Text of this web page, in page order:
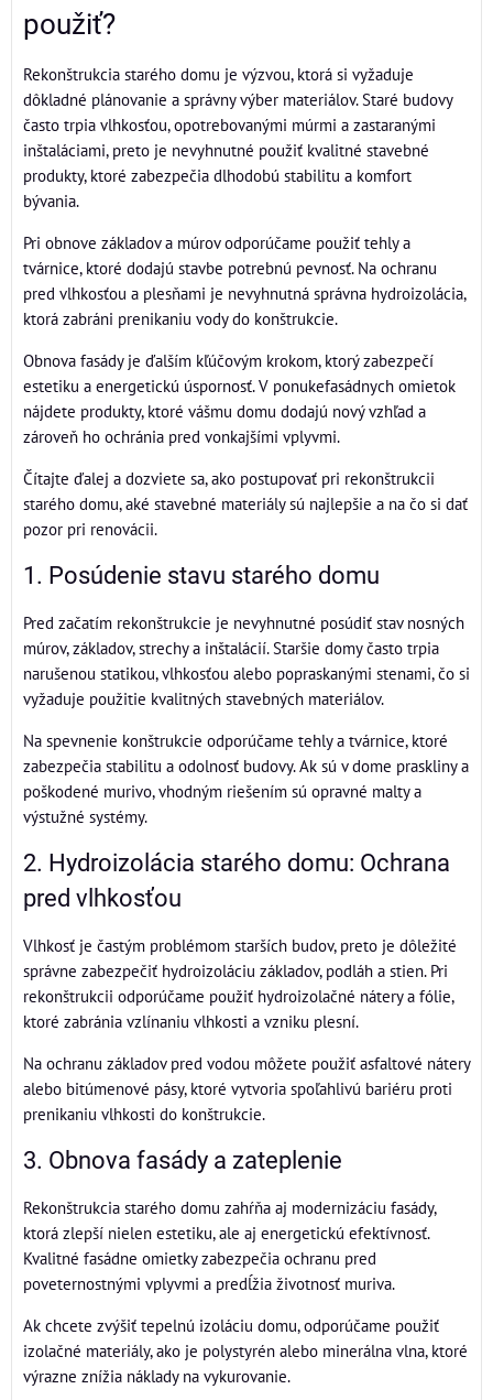
použiť?
Rekonštrukcia starého domu je výzvou, ktorá si vyžaduje
dôkladné plánovanie a správny výber materiálov. Staré budovy
často trpia vlhkosťou, opotrebovanými múrmi a zastaranými
inštaláciami, preto je nevyhnutné použiť kvalitné stavebné
produkty, ktoré zabezpečia dlhodobú stabilitu a komfort
bývania.
Pri obnove základov a múrov odporúčame použiť tehly a
tvárnice, ktoré dodajú stavbe potrebnú pevnosť. Na ochranu
pred vlhkosťou a plesňami je nevyhnutná správna hydroizolácia,
ktorá zabráni prenikaniu vody do konštrukcie.
Obnova fasády je ďalším kľúčovým krokom, ktorý zabezpečí
estetiku a energetickú úspornosť. V ponukefasádnych omietok
nájdete produkty, ktoré vášmu domu dodajú nový vzhľad a
zároveň ho ochránia pred vonkajšími vplyvmi.
Čítajte ďalej a dozviete sa, ako postupovať pri rekonštrukcii
starého domu, aké stavebné materiály sú najlepšie a na čo si dať
pozor pri renovácii.
1. Posúdenie stavu starého domu
Pred začatím rekonštrukcie je nevyhnutné posúdiť stav nosných
múrov, základov, strechy a inštalácií. Staršie domy často trpia
narušenou statikou, vlhkosťou alebo popraskanými stenami, čo si
vyžaduje použitie kvalitných stavebných materiálov.
Na spevnenie konštrukcie odporúčame tehly a tvárnice, ktoré
zabezpečia stabilitu a odolnosť budovy. Ak sú v dome praskliny a
poškodené murivo, vhodným riešením sú opravné malty a
výstužné systémy.
2. Hydroizolácia starého domu: Ochrana
pred vlhkosťou
Vlhkosť je častým problémom starších budov, preto je dôležité
správne zabezpečiť hydroizoláciu základov, podláh a stien. Pri
rekonštrukcii odporúčame použiť hydroizolačné nátery a fólie,
ktoré zabránia vzlínaniu vlhkosti a vzniku plesní.
Na ochranu základov pred vodou môžete použiť asfaltové nátery
alebo bitúmenové pásy, ktoré vytvoria spoľahlivú bariéru proti
prenikaniu vlhkosti do konštrukcie.
3. Obnova fasády a zateplenie
Rekonštrukcia starého domu zahŕňa aj modernizáciu fasády,
ktorá zlepší nielen estetiku, ale aj energetickú efektívnosť.
Kvalitné fasádne omietky zabezpečia ochranu pred
poveternostnými vplyvmi a predĺžia životnosť muriva.
Ak chcete zvýšiť tepelnú izoláciu domu, odporúčame použiť
izolačné materiály, ako je polystyrén alebo minerálna vlna, ktoré
výrazne znížia náklady na vykurovanie.